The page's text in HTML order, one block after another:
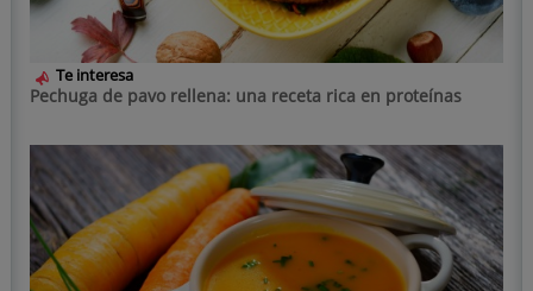
Te interesa
Pechuga de pavo rellena: una receta rica en proteínas